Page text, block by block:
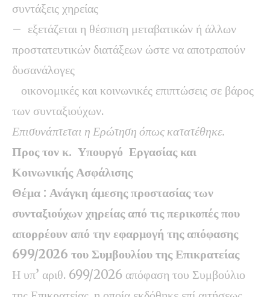
συντάξεις χηρείας
– εξετάζεται η θέσπιση μεταβατικών ή άλλων
προστατευτικών διατάξεων ώστε να αποτραπούν
δυσανάλογες
οικονομικές και κοινωνικές επιπτώσεις σε βάρος
των συνταξιούχων.
Επισυνάπτεται η Ερώτηση όπως κατατέθηκε.
Προς τον κ. Υπουργό Εργασίας και
Κοινωνικής Ασφάλισης
Θέμα : Ανάγκη άμεσης προστασίας των
συνταξιούχων χηρείας από τις περικοπές που
απορρέουν από την εφαρμογή της απόφασης
699/2026 του Συμβουλίου της Επικρατείας
Η υπ’ αριθ. 699/2026 απόφαση του Συμβούλιο